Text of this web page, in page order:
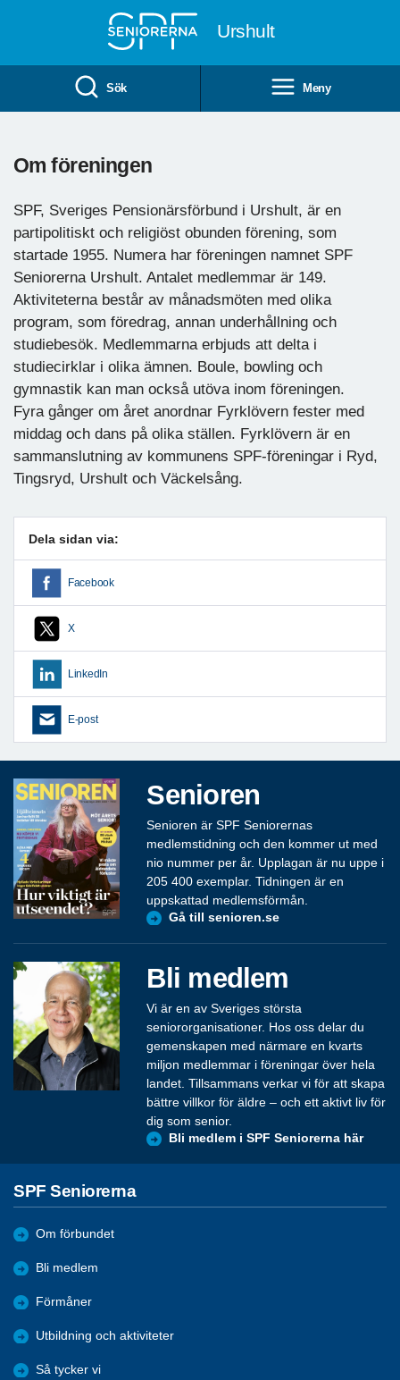
Urshult
Sök Meny
Om föreningen
SPF, Sveriges Pensionärsförbund i Urshult, är en
partipolitiskt och religiöst obunden förening, som
startade 1955. Numera har föreningen namnet SPF
Seniorerna Urshult. Antalet medlemmar är 149.
Aktiviteterna består av månadsmöten med olika
program, som föredrag, annan underhållning och
studiebesök. Medlemmarna erbjuds att delta i
studiecirklar i olika ämnen. Boule, bowling och
gymnastik kan man också utöva inom föreningen.
Fyra gånger om året anordnar Fyrklövern fester med
middag och dans på olika ställen. Fyrklövern är en
sammanslutning av kommunens SPF-föreningar i Ryd,
Tingsryd, Urshult och Väckelsång.
Dela sidan via:
Facebook
X
LinkedIn
E-post
Senioren
Senioren är SPF Seniorernas
medlemstidning och den kommer ut med
nio nummer per år. Upplagan är nu uppe i
205 400 exemplar. Tidningen är en
uppskattad medlemsförmån.
Gå till senioren.se
Bli medlem
Vi är en av Sveriges största
seniororganisationer. Hos oss delar du
gemenskapen med närmare en kvarts
miljon medlemmar i föreningar över hela
landet. Tillsammans verkar vi för att skapa
bättre villkor för äldre – och ett aktivt liv för
dig som senior.
Bli medlem i SPF Seniorerna här
SPF Seniorerna
Om förbundet
Bli medlem
Förmåner
Utbildning och aktiviteter
Så tycker vi